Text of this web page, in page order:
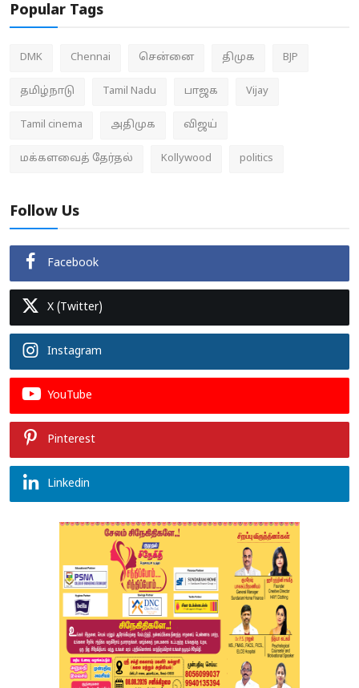
Popular Tags
DMK Chennai சென்னை திமுக BJP
தமிழ்நாடு Tamil Nadu பாஜக Vijay
Tamil cinema அதிமுக விஜய்
மக்களவைத் தேர்தல் Kollywood politics
Follow Us
Facebook
X (Twitter)
Instagram
YouTube
Pinterest
Linkedin